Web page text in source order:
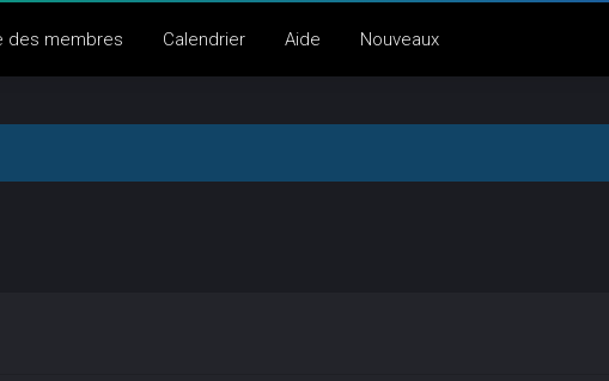
des membres Calendrier Aide Nouveaux